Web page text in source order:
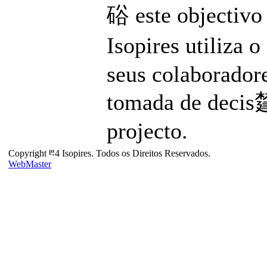
硲 este objectivo
Isopires utiliza o
seus
tomada de
projecto.
Copyright ⰱ4 Isopires. Todos os Direitos Reservados.
WebMaster